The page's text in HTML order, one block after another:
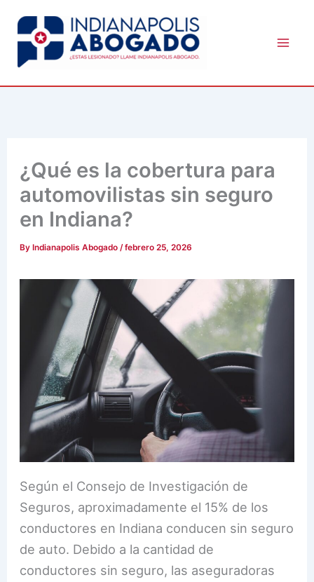
content
¿Qué es la cobertura para
automovilistas sin seguro
en Indiana?
ByIndianapolis Abogado /febrero 25, 2026
Según el Consejo de Investigación de
Seguros, aproximadamente el 15% de los
conductores en Indiana conducen sin seguro
de auto. Debido a la cantidad de
conductores sin seguro, las aseguradoras